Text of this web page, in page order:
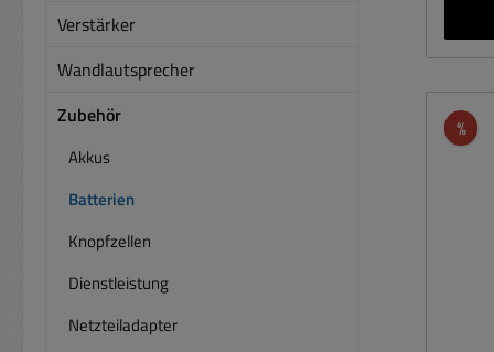
Verstärker
Wandlautsprecher
Zubehör
Akkus
Batterien
Knopfzellen
Dienstleistung
Netzteiladapter
Mignon
M,
%